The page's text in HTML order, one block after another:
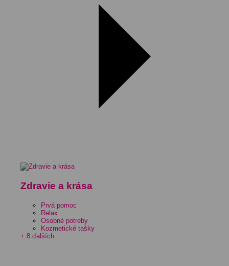
Zdravie a krása
Prvá pomoc
Relax
Osobné potreby
Kozmetické tašky
+ 8 ďalších